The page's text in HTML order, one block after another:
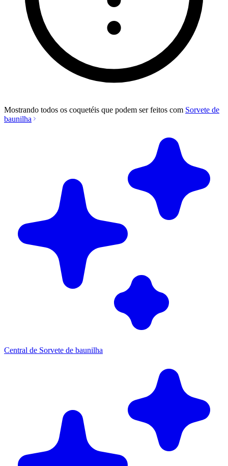
Mostrando todos os coquetéis que podem ser feitos com Sorvete de
baunilha
Central de Sorvete de baunilha